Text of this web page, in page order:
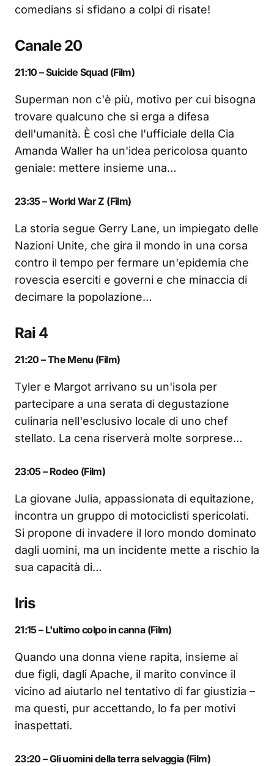
comedians si sfidano a colpi di risate!
Canale 20
21:10 – Suicide Squad (Film)
Superman non c'è più, motivo per cui bisogna
trovare qualcuno che si erga a difesa
dell'umanità. È così che l'ufficiale della Cia
Amanda Waller ha un'idea pericolosa quanto
geniale: mettere insieme una…
23:35 – World War Z (Film)
La storia segue Gerry Lane, un impiegato delle
Nazioni Unite, che gira il mondo in una corsa
contro il tempo per fermare un'epidemia che
rovescia eserciti e governi e che minaccia di
decimare la popolazione…
Rai 4
21:20 – The Menu (Film)
Tyler e Margot arrivano su un'isola per
partecipare a una serata di degustazione
culinaria nell'esclusivo locale di uno chef
stellato. La cena riserverà molte sorprese…
23:05 – Rodeo (Film)
La giovane Julia, appassionata di equitazione,
incontra un gruppo di motociclisti spericolati.
Si propone di invadere il loro mondo dominato
dagli uomini, ma un incidente mette a rischio la
sua capacità di…
Iris
21:15 – L'ultimo colpo in canna (Film)
Quando una donna viene rapita, insieme ai
due figli, dagli Apache, il marito convince il
vicino ad aiutarlo nel tentativo di far giustizia –
ma questi, pur accettando, lo fa per motivi
inaspettati.
23:20 – Gli uomini della terra selvaggia (Film)